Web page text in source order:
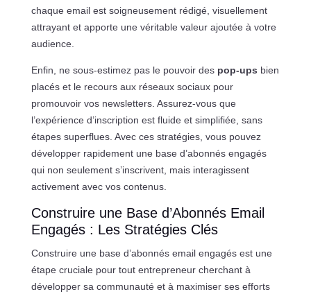
chaque email est soigneusement rédigé, visuellement
attrayant et apporte une véritable valeur ajoutée à votre
audience.
Enfin, ne sous-estimez pas le pouvoir des pop-ups bien
placés et le recours aux réseaux sociaux pour
promouvoir vos newsletters. Assurez-vous que
l’expérience d’inscription est fluide et simplifiée, sans
étapes superflues. Avec ces stratégies, vous pouvez
développer rapidement une base d’abonnés engagés
qui non seulement s’inscrivent, mais interagissent
activement avec vos contenus.
Construire une Base d’Abonnés Email
Engagés : Les Stratégies Clés
Construire une base d’abonnés email engagés est une
étape cruciale pour tout entrepreneur cherchant à
développer sa communauté et à maximiser ses efforts